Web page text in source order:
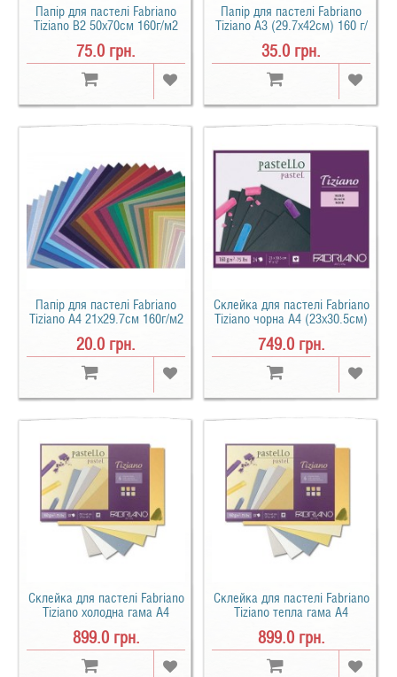
Папір для пастелі Fabriano
Tiziano B2 50х70см 160г/м2
75.0 грн.
Папір для пастелі Fabriano
Tiziano A3 (29.7х42см) 160 г/
35.0 грн.
Папір для пастелі Fabriano
Tiziano A4 21х29.7см 160г/м2
20.0 грн.
Склейка для пастелі Fabriano
Tiziano чорна A4 (23х30.5см)
749.0 грн.
Склейка для пастелі Fabriano
Tiziano холодна гама A4
899.0 грн.
Склейка для пастелі Fabriano
Tiziano тепла гама A4
899.0 грн.